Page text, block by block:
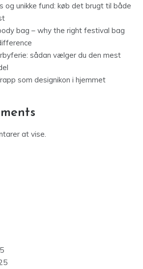
og unikke fund: køb det brugt til både
bag – why the right festival bag
sådan vælger du den mest
som designikon i hjemmet
at vise.